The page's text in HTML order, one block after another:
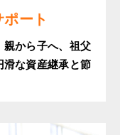
ート
から子へ、祖父
滑な資産継承と節